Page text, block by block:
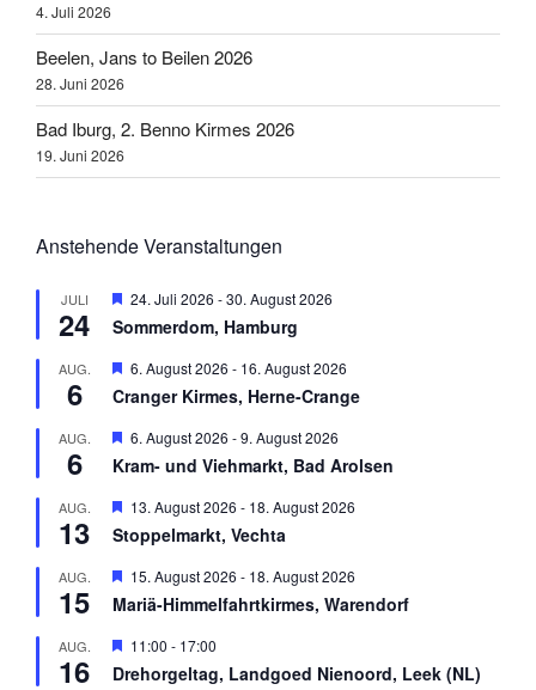
4. Juli 2026
Beelen, Jans to Beilen 2026
28. Juni 2026
Bad Iburg, 2. Benno Kirmes 2026
19. Juni 2026
Anstehende Veranstaltungen
JULI
24
H
r
o
r
e
h
o
e
24. Juli 2026 -30. August 2026
Sommerdom, Hamburg
AUG.
6
H
r
o
r
e
h
o
e
6. August 2026 - 16. August 2026
Cranger Kirmes, Herne-Crange
AUG.
6
H
r
o
r
e
h
o
e
6. August 2026 -9. August 2026
Kram- und Viehmarkt, Bad Arolsen
AUG.
13
H
r
o
r
e
h
o
13. August 2026 - 18. August 2026
Stoppelmarkt, Vechta
AUG.
15
H
r
o
r
15. August 2026 - 18. August 2026
Mariä-Himmelfahrtkirmes, Warendorf
AUG.
16
H
r
11:00 - 17:00
Drehorgeltag, Landgoed Nienoord, Leek (NL)